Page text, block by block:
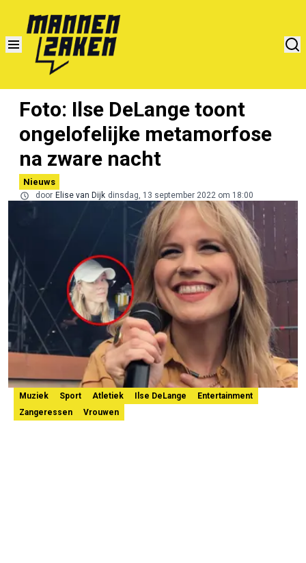
Foto: Ilse DeLange toont
ongelofelijke metamorfose
na zware nacht
Nieuws
door Elise van Dijk dinsdag, 13 september 2022 om 18:00
Muziek Sport Atletiek Ilse DeLange
Entertainment
Zangeressen
Vrouwen